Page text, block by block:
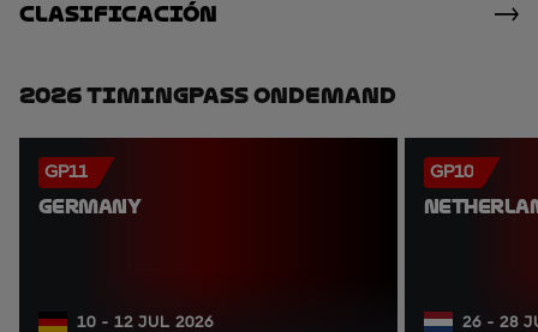
clasificación
2026 TimingPass OnDemand
GP11
GERMANY
10 - 12 JUL 2026
GP10
26 - 28